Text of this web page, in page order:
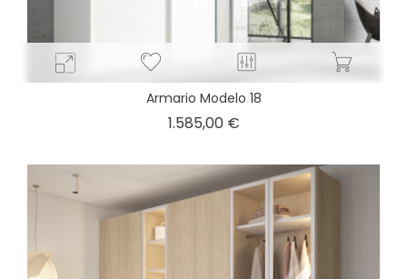
Armario Modelo 18
1.585,00 €Precio